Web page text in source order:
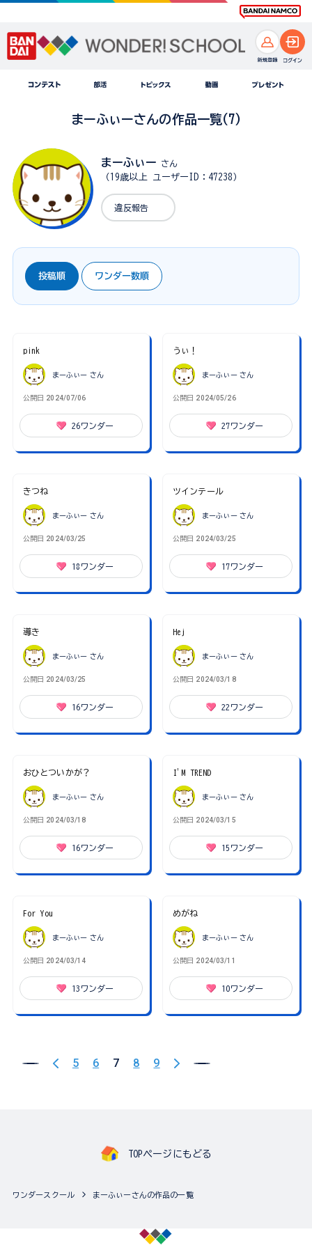
まーふぃーさんの作品一覧(7)
まーふぃー さん
（19歳以上 ユーザーID：47238）
違反報告
投稿順 ワンダー数順
pink
まーふぃー さん
公開日 2024/07/06
26ワンダー
うぃ！
まーふぃー さん
公開日 2024/05/26
27ワンダー
きつね
まーふぃー さん
公開日 2024/03/25
18 ワンダー
ツインテール
まーふぃー さん
公開日 2024/03/25
17ワンダー
導き
まーふぃー さん
公開日 2024/03/25
16ワンダー
Hej
まーふぃー さん
公開日 2024/03/18
22 ワンダー
おひとついかが？
まーふぃー さん
公開日 2024/03/18
16ワンダー
I'M TREND
まーふぃー さん
公開日 2024/03/15
15 ワンダー
For You
まーふぃー さん
公開日 2024/03/14
13 ワンダー
めがね
まーふぃー さん
公開日 2024/03/11
10ワンダー
5 6 7 8 9
TOPページにもどる
ワンダースクール まーふぃーさんの作品の一覧